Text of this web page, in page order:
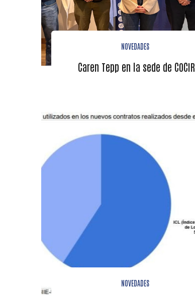
NOVEDADES
Caren Tepp en la sede de COCIR
NOVEDADES